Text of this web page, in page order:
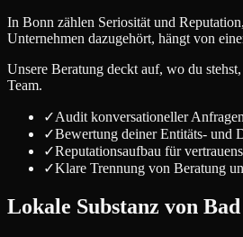
In Bonn zählen Seriosität und
Unternehmen dazugehört, hängt von
Unsere Beratung deckt auf, wo du
Team.
✓Audit konversationeller
✓Bewertung deiner Entitäts- und
✓Reputationsaufbau für
✓Klare Trennung von Beratung
Lokale Substanz von